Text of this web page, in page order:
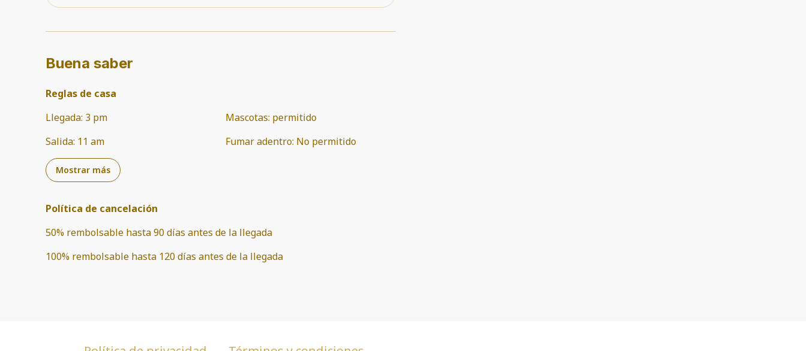
Buena saber
Reglas de casa
Llegada: 3 pm
Salida: 11 am
Mascotas: permitido
Fumar adentro: No permitido
Mostrar más
Política de cancelación
50% rembolsable hasta90 días antes de la llegada
100% rembolsable hasta 120 días antes de la llegada